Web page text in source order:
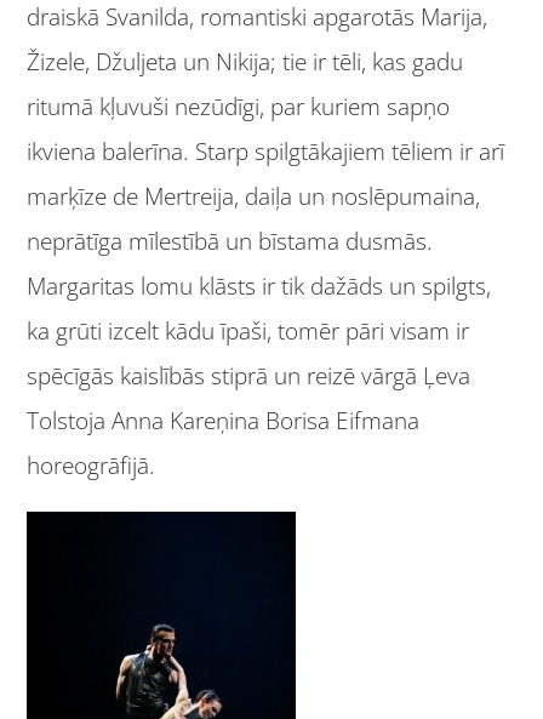
draiskā Svanilda, romantiski apgarotās Marija,
Žizele, Džuljeta un Nikija; tie ir tēli, kas gadu
ritumā kļuvuši nezūdīgi, par kuriem sapņo
ikviena balerīna. Starp spilgtākajiem tēliem ir arī
marķīze de Mertreija, daiļa un noslēpumaina,
neprātīga mīlestībā un bīstama dusmās.
Margaritas lomu klāsts ir tik dažāds un spilgts,
ka grūti izcelt kādu īpaši, tomēr pāri visam ir
spēcīgās kaislībās stiprā un reizē vārgā Ļeva
Tolstoja Anna Kareņina Borisa Eifmana
horeogrāfijā.